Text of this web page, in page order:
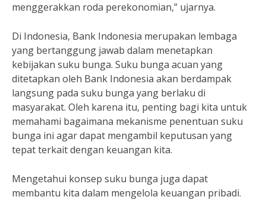
menggerakkan roda perekonomian,” ujarnya.
Di Indonesia, Bank Indonesia merupakan lembaga
yang bertanggung jawab dalam menetapkan
kebijakan suku bunga. Suku bunga acuan yang
ditetapkan oleh Bank Indonesia akan berdampak
langsung pada suku bunga yang berlaku di
masyarakat. Oleh karena itu, penting bagi kita untuk
memahami bagaimana mekanisme penentuan suku
bunga ini agar dapat mengambil keputusan yang
tepat terkait dengan keuangan kita.
Mengetahui konsep suku bunga juga dapat
membantu kita dalam mengelola keuangan pribadi.